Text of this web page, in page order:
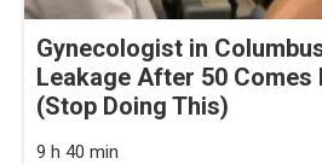
Gynecologist in
Leakage After 50 Comes
(Stop Doing This)
9 h 40 min